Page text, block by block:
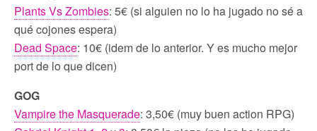
Plants Vs Zombies: 5€ (si alguien no lo ha jugado no sé a
qué cojones espera)
Dead Space: 10€ (idem de lo anterior. Y es mucho mejor
port de lo que dicen)
GOG
Vampire the Masquerade: 3,50€ (muy buen action RPG)